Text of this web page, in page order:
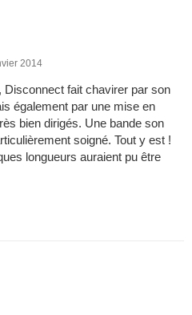
2014
Disconnect fait chavirer par son
également par une mise en
bien dirigés. Une bande son
soigné. Tout y est !
longueurs auraient pu être